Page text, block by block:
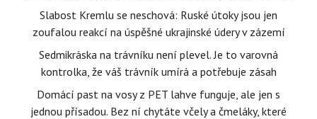
Slabost Kremlu se neschová: Ruské útoky jsou jen
zoufalou reakcí na úspěšné ukrajinské údery v zázemí
Sedmikráska na trávníku není plevel. Je to varovná
kontrolka, že váš trávník umírá a potřebuje zásah
Domácí past na vosy z PET lahve funguje, ale jen s
jednou přísadou. Bez ní chytáte včely a čmeláky, které